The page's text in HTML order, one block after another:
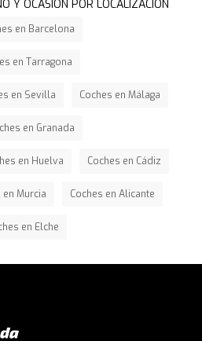
Y OCASIÓN POR LOCALIZACIÓN
en Barcelona
en Tarragona
en Sevilla Coches en Málaga
en Granada
en Huelva Coches en Cádiz
en Murcia Coches en Alicante
en Elche